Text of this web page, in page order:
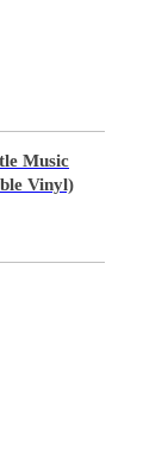
Music
Vinyl)